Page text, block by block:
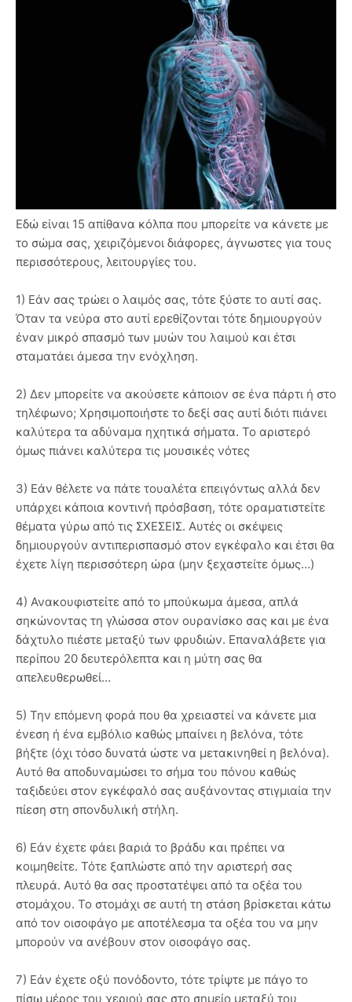
Εδώ είναι 15 απίθανα κόλπα που μπορείτε να κάνετε με
το σώμα σας, χειριζόμενοι διάφορες, άγνωστες για τους
περισσότερους, λειτουργίες του.
1) Εάν σας τρώει ο λαιμός σας, τότε ξύστε το αυτί σας.
Όταν τα νεύρα στο αυτί ερεθίζονται τότε δημιουργούν
έναν μικρό σπασμό των μυών του λαιμού και έτσι
σταματάει άμεσα την ενόχληση.
2) Δεν μπορείτε να ακούσετε κάποιον σε ένα πάρτι ή στο
τηλέφωνο; Χρησιμοποιήστε το δεξί σας αυτί διότι πιάνει
καλύτερα τα αδύναμα ηχητικά σήματα. Το αριστερό
όμως πιάνει καλύτερα τις μουσικές νότες
3) Εάν θέλετε να πάτε τουαλέτα επειγόντως αλλά δεν
υπάρχει κάποια κοντινή πρόσβαση, τότε οραματιστείτε
θέματα γύρω από τις ΣΧΕΣΕΙΣ. Αυτές οι σκέψεις
δημιουργούν αντιπερισπασμό στον εγκέφαλο και έτσι θα
έχετε λίγη περισσότερη ώρα (μην ξεχαστείτε όμως…)
4) Ανακουφιστείτε από το μπούκωμα άμεσα, απλά
σηκώνοντας τη γλώσσα στον ουρανίσκο σας και με ένα
δάχτυλο πιέστε μεταξύ των φρυδιών. Επαναλάβετε για
περίπου 20 δευτερόλεπτα και η μύτη σας θα
απελευθερωθεί…
5) Την επόμενη φορά που θα χρειαστεί να κάνετε μια
ένεση ή ένα εμβόλιο καθώς μπαίνει η βελόνα, τότε
βήξτε (όχι τόσο δυνατά ώστε να μετακινηθεί η βελόνα).
Αυτό θα αποδυναμώσει το σήμα του πόνου καθώς
ταξιδεύει στον εγκέφαλό σας αυξάνοντας στιγμιαία την
πίεση στη σπονδυλική στήλη.
6) Εάν έχετε φάει βαριά το βράδυ και πρέπει να
κοιμηθείτε. Τότε ξαπλώστε από την αριστερή σας
πλευρά. Αυτό θα σας προστατέψει από τα οξέα του
στομάχου. Το στομάχι σε αυτή τη στάση βρίσκεται κάτω
από τον οισοφάγο με αποτέλεσμα τα οξέα του να μην
μπορούν να ανέβουν στον οισοφάγο σας.
7) Εάν έχετε οξύ πονόδοντο, τότε τρίψτε με πάγο το
πίσω μέρος του χεριού σας στο σημείο μεταξύ του